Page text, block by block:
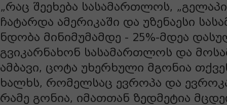
„რაც შეეხება სასამართლოს,
ჩატარდა ამერიკაში და უზენაესი
ნდობა მინიმუმამდე - 25%-მდეა
გვიკარნახონ სასამართლოს და
ამბავი, ცოტა უხერხული მგონია
ხალხს, რომელსაც ევროპა და
რამე გონია, იმათთან ზედმეტია